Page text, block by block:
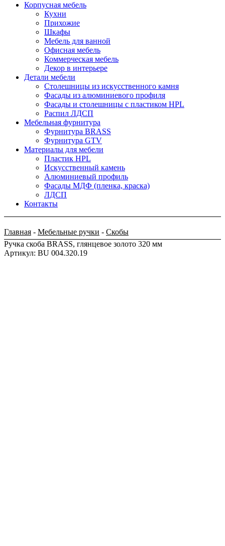
Корпусная мебель
Кухни
Прихожие
Шкафы
Мебель для ванной
Офисная мебель
Коммерческая мебель
Декор в интерьере
Детали мебели
Столешницы из искусственного камня
Фасады из алюминиевого профиля
Фасады и столешницы с пластиком HPL
Распил ЛДСП
Мебельная фурнитура
Фурнитура BRASS
Фурнитура GTV
Материалы для мебели
Пластик HPL
Искусственный камень
Алюминиевый профиль
Фасады МДФ (пленка, краска)
ЛДСП
Контакты
Главная - Мебельные ручки - Скобы
Ручка скоба BRASS, глянцевое золото 320 мм
Артикул: BU 004.320.19